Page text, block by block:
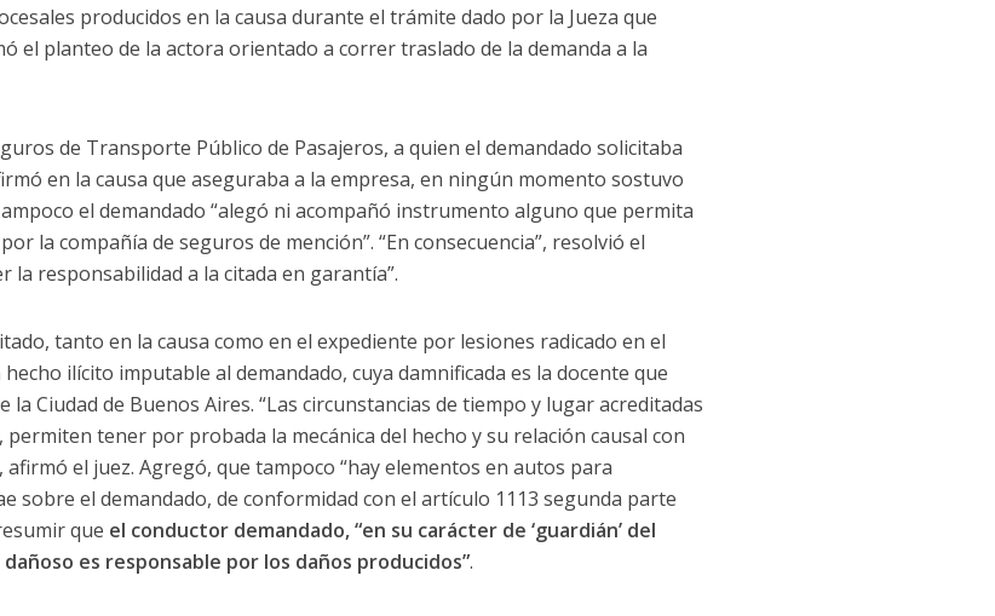
producidos en la causa durante el trámite dado por la Jueza que
el planteo de la actora orientado a correr traslado de la demanda a la
de Transporte Público de Pasajeros, a quien el demandado solicitaba
en la causa que aseguraba a la empresa, en ningún momento sostuvo
el demandado “alegó ni acompañó instrumento alguno que permita
la compañía de seguros de mención”. “En consecuencia”, resolvió el
la responsabilidad a la citada en garantía”.
tanto en la causa como en el expediente por lesiones radicado en el
ilícito imputable al demandado, cuya damnificada es la docente que
Ciudad de Buenos Aires. “Las circunstancias de tiempo y lugar acreditadas
tener por probada la mecánica del hecho y su relación causal con
el juez. Agregó, que tampoco “hay elementos en autos para
sobre el demandado, de conformidad con el artículo 1113 segunda parte
que el conductor demandado, “en su carácter de ‘guardián’ del
es responsable por los daños producidos”.